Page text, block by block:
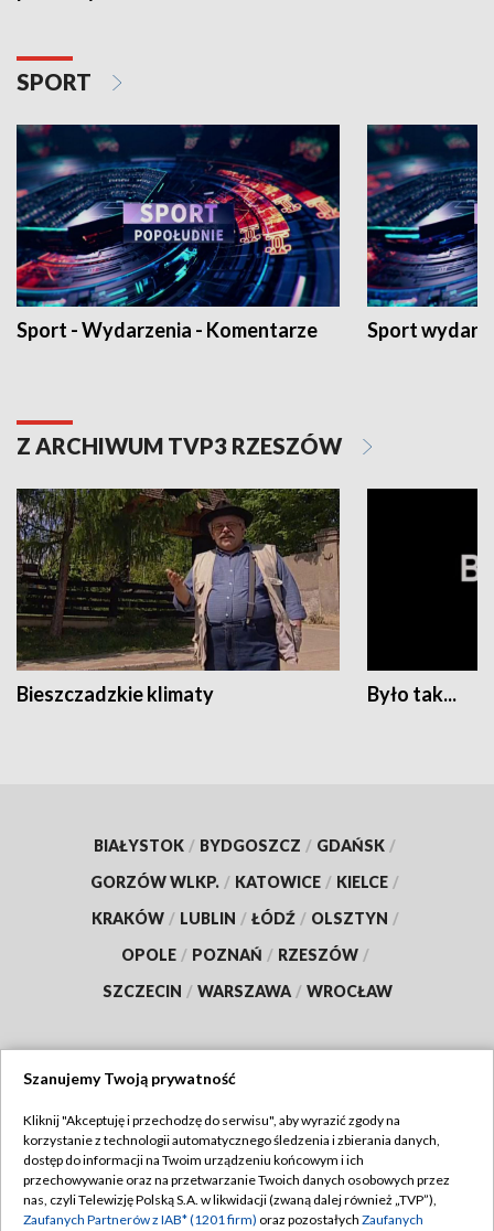
SPORT
Sport - Wydarzenia - Komentarze Sport
Z ARCHIWUM TVP3 RZESZÓW
Bieszczadzkie klimaty Było tak...
BIAŁYSTOK / BYDGOSZCZ / GDAŃSK /
GORZÓW WLKP. / KATOWICE / KIELCE /
KRAKÓW / LUBLIN / ŁÓDŹ / OLSZTYN /
OPOLE / POZNAŃ / RZESZÓW /
SZCZECIN / WARSZAWA / WROCŁAW
TVP
Abonament TVP
Emisja w TVP
Regulamin TVP
Polityka prywatności
Szanujemy Twoją prywatność
Kliknij "Akceptuję i przechodzę do serwisu", aby wyrazić zgody na
korzystanie z technologii automatycznego śledzenia i zbierania danych,
dostęp do informacji na Twoim urządzeniu końcowym i ich
przechowywanie oraz na przetwarzanie Twoich danych osobowych przez
nas, czyli Telewizję Polską S.A. w likwidacji (zwaną dalej również „TVP”),
Zaufanych Partnerów z IAB* (1201 firm) oraz pozostałych Zaufanych